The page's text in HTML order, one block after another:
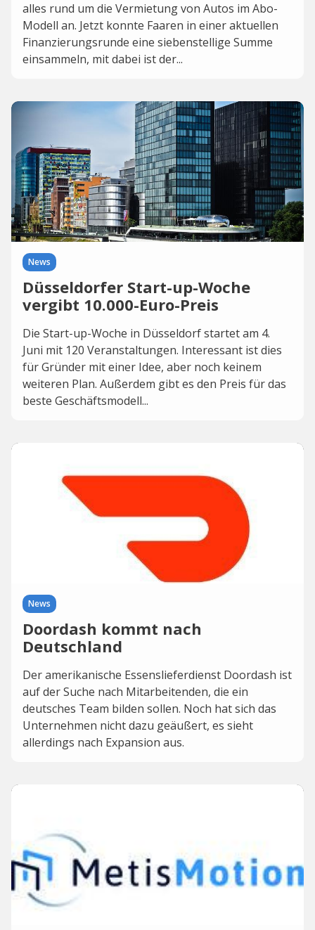
alles rund um die Vermietung von Autos im Abo-
Modell an. Jetzt konnte Faaren in einer aktuellen
Finanzierungsrunde eine siebenstellige Summe
einsammeln, mit dabei ist der...
News
Düsseldorfer Start-up-Woche
vergibt 10.000-Euro-Preis
Die Start-up-Woche in Düsseldorf startet am 4.
Juni mit 120 Veranstaltungen. Interessant ist dies
für Gründer mit einer Idee, aber noch keinem
weiteren Plan. Außerdem gibt es den Preis für das
beste Geschäftsmodell...
News
Doordash kommt nach
Deutschland
Der amerikanische Essenslieferdienst Doordash ist
auf der Suche nach Mitarbeitenden, die ein
deutsches Team bilden sollen. Noch hat sich das
Unternehmen nicht dazu geäußert, es sieht
allerdings nach Expansion aus.